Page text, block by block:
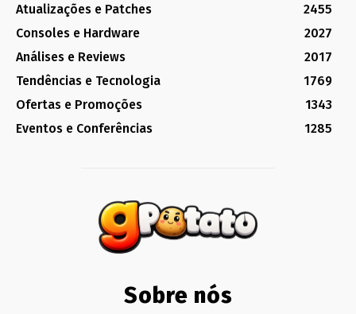
Atualizações e Patches
2455
Consoles e Hardware
2027
Análises e Reviews
2017
Tendências e Tecnologia
1769
Ofertas e Promoções
1343
Eventos e Conferências
1285
Sobre nós